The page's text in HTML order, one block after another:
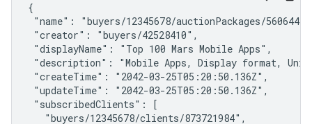
{
"name": "buyers/12345678/auctionPackages/
"creator": "buyers/42528410",
"displayName": "Top 100 Mars Mobile Apps",
"description": "Mobile Apps, Display format,
"createTime": "2042-03-25T05:20:50.136Z",
"updateTime": "2042-03-25T05:20:50.136Z",
"subscribedClients": [
   "buyers/12345678/clients/873721984",